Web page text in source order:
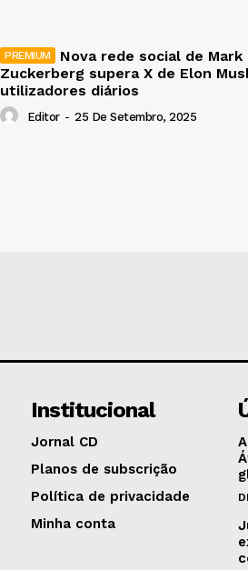
Nova rede social de Mark
Zuckerberg supera X de Elon
utilizadores diários
Editor - 25 De Setembro, 2025
Institucional
Jornal CD
Planos de subscrição
Política de privacidade
Minha conta